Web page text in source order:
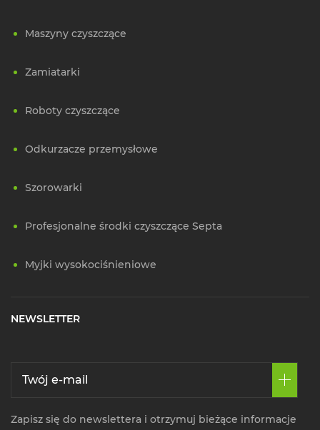
Maszyny czyszczące
Zamiatarki
Roboty czyszczące
Odkurzacze przemysłowe
Szorowarki
Profesjonalne środki czyszczące Septa
Myjki wysokociśnieniowe
NEWSLETTER
Zapisz się do newslettera i otrzymuj bieżące informacje